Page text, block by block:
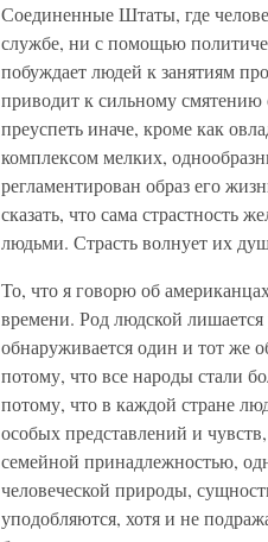
Соединенные Штаты, где
службе, ни с помощью
побуждает людей к занятиям
приводит к сильному смятению
преуспеть иначе, кроме как
комплексом мелких,
регламентирован образ его
сказать, что сама страстность
людьми. Страсть волнует их
То, что я говорю об
времени. Род людской лишается
обнаруживается один и тот же
потому, что все народы стали
потому, что в каждой стране
особых представлений и
семейной принадлежностью,
человеческой природы,
уподобляются, хотя и не